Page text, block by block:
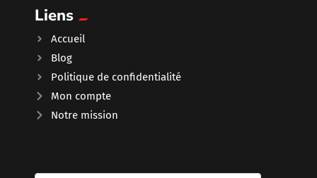
Liens
Accueil
Blog
Politique de confidentialité
Mon compte
Notre mission